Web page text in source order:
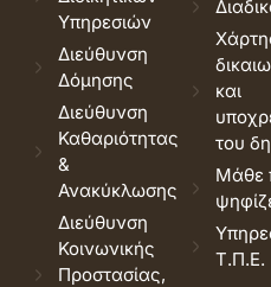
Υπηρεσιών
Διεύθυνση
Δόμησης
Διεύθυνση
Καθαριότητας
&
Ανακύκλωσης
Διεύθυνση
Κοινωνικής
Προστασίας,
και
του
Μάθε
Τ.Π.Ε.